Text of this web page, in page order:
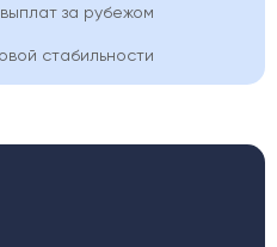
за рубежом
стабильности